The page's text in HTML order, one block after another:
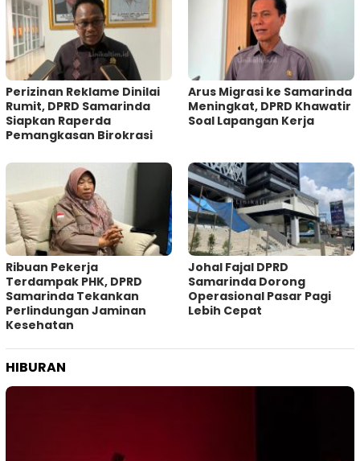
Perizinan Reklame Dinilai
Rumit, DPRD Samarinda
Siapkan Raperda
Pemangkasan Birokrasi
Arus Migrasi ke Samarinda
Meningkat, DPRD Khawatir
Soal Lapangan Kerja
Ribuan Pekerja
Terdampak PHK, DPRD
Samarinda Tekankan
Perlindungan Jaminan
Kesehatan
Johal Fajal DPRD
Samarinda Dorong
Operasional Pasar Pagi
Lebih Cepat
HIBURAN